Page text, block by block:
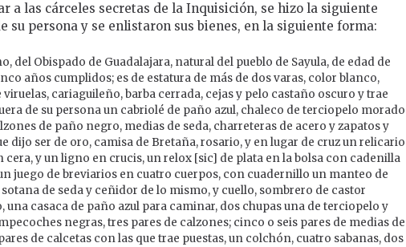
a las cárceles secretas de la Inquisición, se hizo la siguiente
su persona y se enlistaron sus bienes, en la siguiente forma:
del Obispado de Guadalajara, natural del pueblo de Sayula, de edad de
años cumplidos; es de estatura de más de dos varas, color blanco,
viruelas, cariaguileño, barba cerrada, cejas y pelo castaño oscuro y trae
de su persona un cabriolé de paño azul, chaleco de terciopelo morado
de paño negro, medias de seda, charreteras de acero y zapatos y
dijo ser de oro, camisa de Bretaña, rosario, y en lugar de cruz un relicario
cera, y un ligno en crucis, un relox [sic] de plata en la bolsa con cadenilla
juego de breviarios en cuatro cuerpos, con cuadernillo un manteo de
de seda y ceñidor de lo mismo, y cuello, sombrero de castor
una casaca de paño azul para caminar, dos chupas una de terciopelo y
negras, tres pares de calzones; cinco o seis pares de medias de
de calcetas con las que trae puestas, un colchón, cuatro sabanas, dos